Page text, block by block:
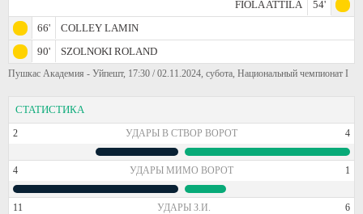
FIOLA ATTILA
54'
66'
COLLEY LAMIN
90'
SZOLNOKI ROLAND
Пушкас Академия - Уйпешт, 17:30 / 02.11.2024, субота, Национальный чемпионат I
СТАТИСТИКА
2 УДАРЫ В СТВОР ВОРОТ 4
4 УДАРЫ МИМО ВОРОТ 1
11 УДАРЫ З.И. 6